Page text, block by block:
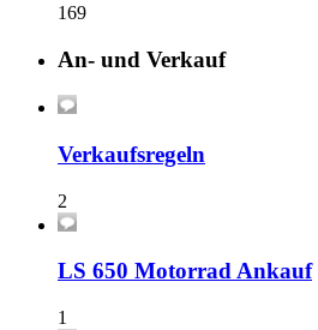
169
An- und Verkauf
Verkaufsregeln
2
LS 650 Motorrad Ankauf
1